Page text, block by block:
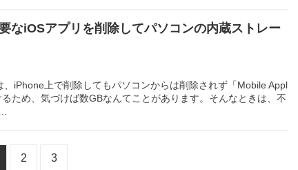
なiOSアプリを削除してパソコンの内蔵ストレー
、iPhone上で削除してもパソコンからは削除されず「Mobile Appl
ため、気づけば数GBなんてことがあります。そんなときは、不
2 3